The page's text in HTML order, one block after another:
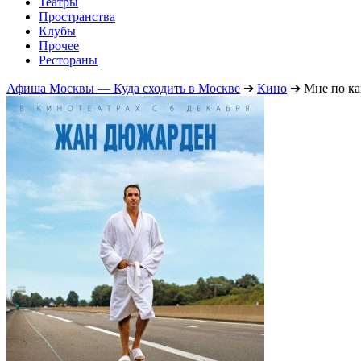
Пространства
Клубы
Прочее
Рестораны
Афиша Москвы — Куда сходить в Москве ➔ Кино ➔ Мне по